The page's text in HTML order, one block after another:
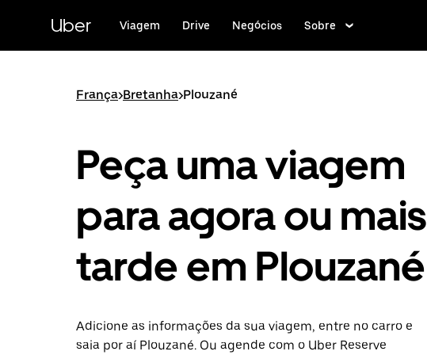
conteúdo
Uber Viagem Drive Negócios Sobre
França>Bretanha>Plouzané
Peça uma viagem
para agora ou mais
tarde em Plouzané
Adicione as informações da sua viagem, entre no carro e
saia por aí Plouzané. Ou agende com o Uber Reserve